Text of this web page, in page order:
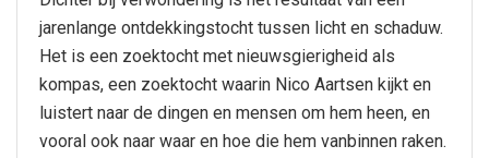
jarenlange ontdekkingstocht tussen licht en schaduw.
Het is een zoektocht met nieuwsgierigheid als
kompas, een zoektocht waarin Nico Aartsen kijkt en
luistert naar de dingen en mensen om hem heen, en
vooral ook naar waar en hoe die hem vanbinnen raken.